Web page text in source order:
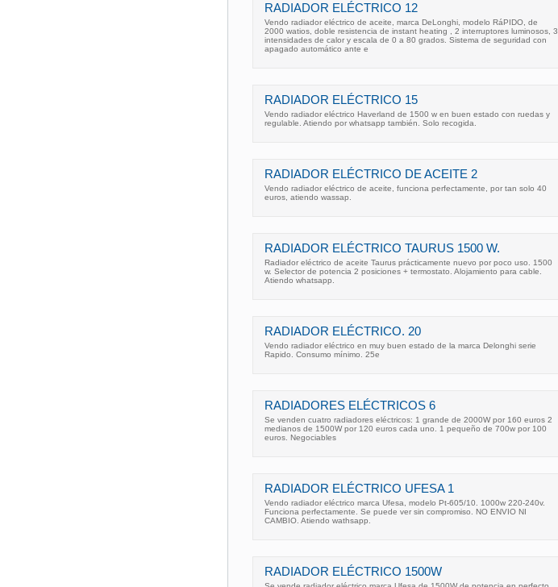
RADIADOR ELÉCTRICO 12
Vendo radiador eléctrico de aceite, marca DeLonghi, modelo RáPIDO, de
2000 watios, doble resistencia de instant heating , 2 interruptores luminosos, 3
intensidades de calor y escala de 0 a 80 grados. Sistema de seguridad con
apagado automático ante e
RADIADOR ELÉCTRICO 15
Vendo radiador eléctrico Haverland de 1500 w en buen estado con ruedas y
regulable. Atiendo por whatsapp también. Solo recogida.
RADIADOR ELÉCTRICO DE ACEITE 2
Vendo radiador eléctrico de aceite, funciona perfectamente, por tan solo 40
euros, atiendo wassap.
RADIADOR ELÉCTRICO TAURUS 1500 W.
Radiador eléctrico de aceite Taurus prácticamente nuevo por poco uso. 1500
w. Selector de potencia 2 posiciones + termostato. Alojamiento para cable.
Atiendo whatsapp.
RADIADOR ELÉCTRICO. 20
Vendo radiador eléctrico en muy buen estado de la marca Delonghi serie
Rapido. Consumo mínimo. 25e
RADIADORES ELÉCTRICOS 6
Se venden cuatro radiadores eléctricos: 1 grande de 2000W por 160 euros 2
medianos de 1500W por 120 euros cada uno. 1 pequeño de 700w por 100
euros. Negociables
RADIADOR ELÉCTRICO UFESA 1
Vendo radiador eléctrico marca Ufesa, modelo Pt-605/10. 1000w 220-240v.
Funciona perfectamente. Se puede ver sin compromiso. NO ENVIO NI
CAMBIO. Atiendo wathsapp.
RADIADOR ELÉCTRICO 1500W